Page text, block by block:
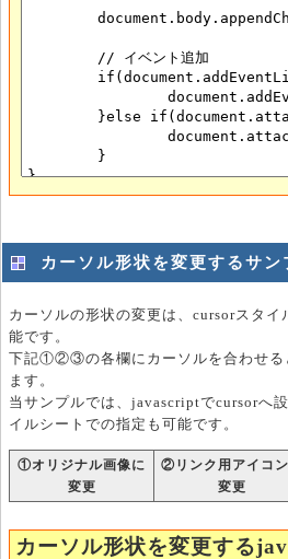
カーソル形状を変更するサン
カーソルの形状の変更は、cursorスタ
能です。
下記①②③の各欄にカーソルを合わせる
ます。
当サンプルでは、javascriptでcursorへ
イルシートでの指定も可能です。
①オリジナル画像に
変更
②リンク用アイコ
変更
カーソル形状を変更する